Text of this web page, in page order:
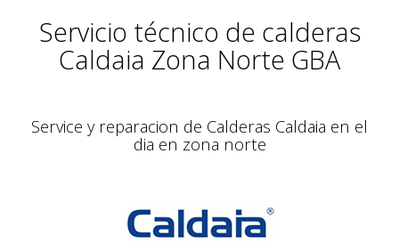
Servicio técnico de calderas
Caldaia Zona Norte GBA
Service y reparacion de Calderas Caldaia en el
dia en zona norte